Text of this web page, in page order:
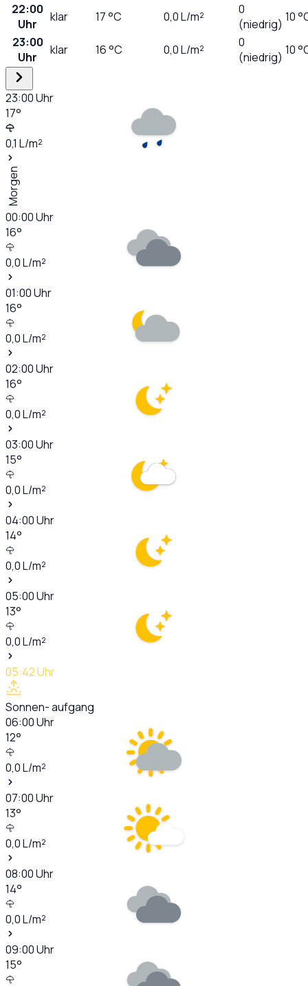
22:00
Uhr
klar 17°C 0,0L/m²
0
(niedrig) 10
23:00
Uhr
klar 16°C 0,0L/m²
0
(niedrig) 10
23:00Uhr
17°
0,1 L/m²
Morgen
00:00Uhr
16°
0,0L/m²
01:00Uhr
16°
0,0L/m²
02:00Uhr
16°
0,0L/m²
03:00Uhr
15°
0,0L/m²
04:00Uhr
14°
0,0L/m²
05:00Uhr
13°
0,0L/m²
05:42Uhr
Sonnen- aufgang
06:00Uhr
12°
0,0L/m²
07:00Uhr
13°
0,0L/m²
08:00Uhr
14°
0,0L/m²
09:00Uhr
15°